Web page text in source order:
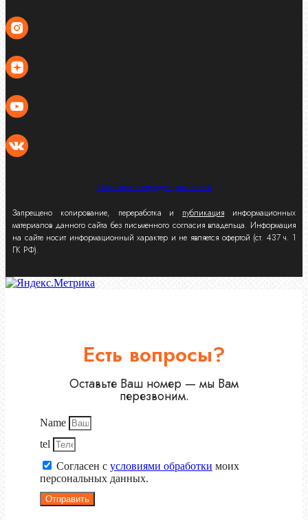
Политика конфиденциальности
Запрещено копирование, переработка и публикация информационных
материалов данного сайта без письменного согласия владельца. Информация
на сайте носит информационный характер и не является офертой (ст. 437 ч. 1
ГК РФ).
Есть вопросы?
Оставьте Ваш номер — мы Вам
перезвоним.
Name
tel
Согласен с условиями обработки моих
персональных данных.
Отправить